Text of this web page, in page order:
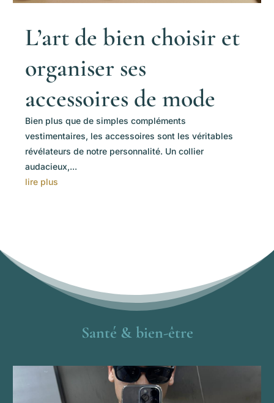
L’art de bien choisir et
organiser ses
accessoires de mode
Bien plus que de simples compléments
vestimentaires, les accessoires sont les véritables
révélateurs de notre personnalité. Un collier
audacieux,...
lire plus
Santé & bien-être